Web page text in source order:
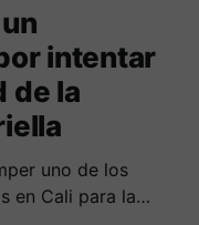
intentar
de la
uno de los
en Cali para la